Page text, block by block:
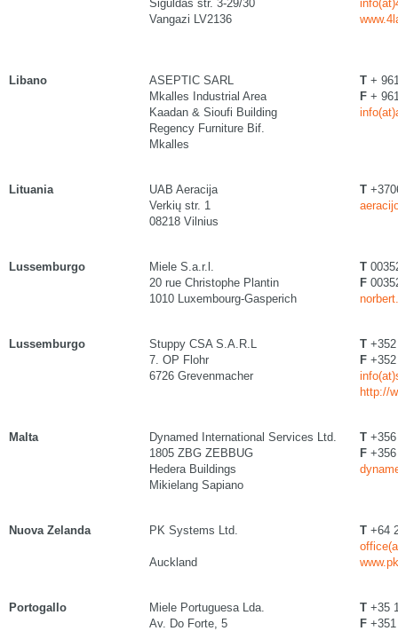
Siguldas str. 3-29/30
Vangazi LV2136
Libano
ASEPTIC SARL
Mkalles Industrial Area
Kaadan & Sioufi Building
Regency Furniture Bif.
Mkalles
T +
F +
Lituania
UAB Aeracija
Verkių str. 1
08218 Vilnius
T
Lussemburgo
Miele S.a.r.l.
20 rue Christophe Plantin
1010 Luxembourg-Gasperich
T
F
Lussemburgo
Stuppy CSA S.A.R.L
7. OP Flohr
6726 Grevenmacher
T
F
http://
Malta
Dynamed International Services Ltd.
1805 ZBG ZEBBUG
Hedera Buildings
Mikielang Sapiano
T
F
Nuova Zelanda PK Systems Ltd.
Auckland
T +64
Portogallo
Miele Portuguesa Lda.
Av. Do Forte, 5
T +35
F